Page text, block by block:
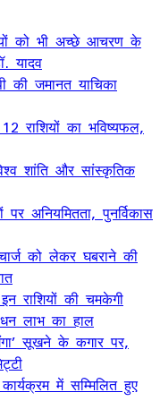
को भी अच्छे आचरण के
यादव
की जमानत याचिका
का भविष्यफल,
शांति और सांस्कृतिक
अनियमितता, पुनर्विकास
को लेकर घबराने की
राशियों की चमकेगी
लाभ का हाल
सूखने के कगार पर,
में सम्मिलित हुए